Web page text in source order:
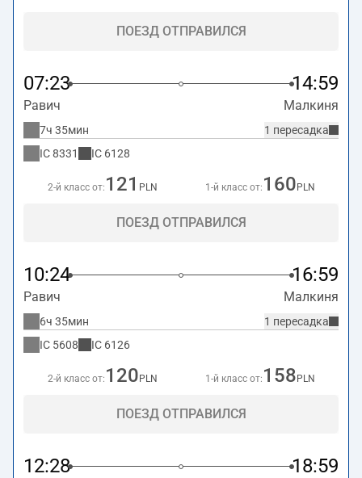
ПОЕЗД ОТПРАВИЛСЯ
07:23 14:59
Равич Малкиня
1 пересадка
7ч 35мин
IC8331 IC 6128
2-й класс от: 121 PLN 1-й класс от: 160 PLN
ПОЕЗД ОТПРАВИЛСЯ
10:24 16:59
Равич Малкиня
1 пересадка
6ч 35мин
IC 5608 IC 6126
2-й класс от: 120 PLN 1-й класс от: 158 PLN
ПОЕЗД ОТПРАВИЛСЯ
12:28 18:59